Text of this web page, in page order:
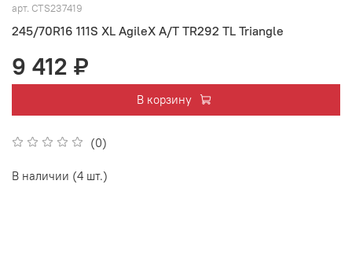
арт. CTS237419
245/70R16 111S XL AgileX A/T TR292 TL Triangle
(0)
9 412 ₽
В корзину
В наличии (4 шт.)